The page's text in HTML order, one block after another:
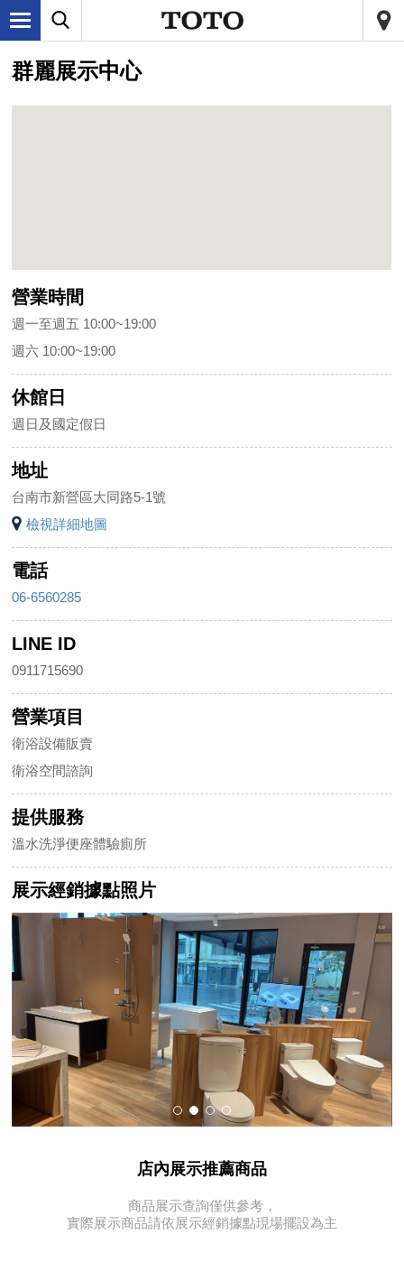
群麗展示中心
營業時間
週一至週五 10:00~19:00
週六 10:00~19:00
休館日
週日及國定假日
地址
台南市新營區大同路5-1號
檢視詳細地圖
電話
06-6560285
LINE ID
0911715690
營業項目
衛浴設備販賣
衛浴空間諮詢
提供服務
溫水洗淨便座體驗廁所
展示經銷據點照片
店內展示推薦商品
商品展示查詢僅供參考，
實際展示商品請依展示經銷據點現場擺設為主